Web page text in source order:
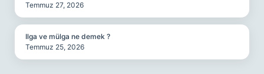
Temmuz 27, 2026
Ilga ve mülga ne demek ?
Temmuz 25, 2026